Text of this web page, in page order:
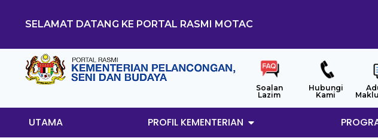
SELAMAT DATANG KE PORTAL RASMI MOTAC
Soalan
Lazim
Hubungi
Kami
UTAMA PROFIL KEMENTERIAN